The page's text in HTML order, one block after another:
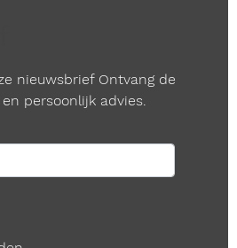
nieuwsbrief Ontvang de
persoonlijk advies.